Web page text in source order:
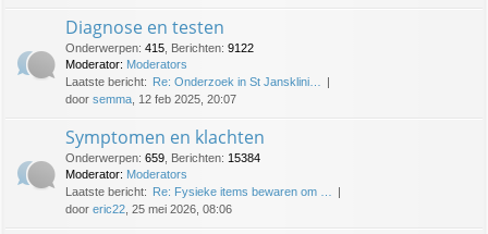
Diagnose en testen
Onderwerpen: 415 Berichten: 9122
Moderator: Moderators
Laatste bericht: Re: Onderzoek in St Jansklini…
door semma , 12 feb 2025, 20:07
Symptomen en klachten
Onderwerpen: 659 Berichten: 15384
Moderator: Moderators
Laatste bericht: Re: Fysieke items bewaren om …
door eric22 , 25 mei 2026, 08:06